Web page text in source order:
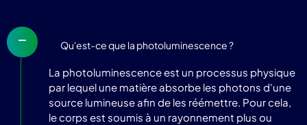
Qu'est-ce que la photoluminescence ?
La photoluminescence est un processus physique
par lequel une matière absorbe les photons d'une
source lumineuse afin de les réémettre. Pour cela,
le corps est soumis à un rayonnement plus ou